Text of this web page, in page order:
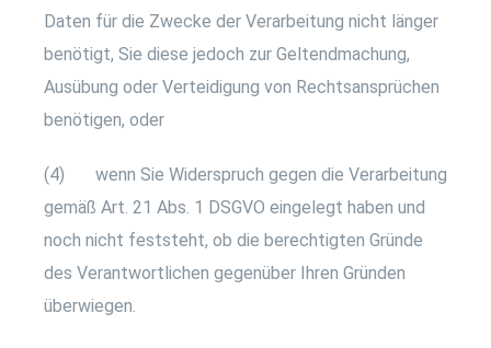
Daten für die Zwecke der Verarbeitung nicht länger
benötigt, Sie diese jedoch zur Geltendmachung,
Ausübung oder Verteidigung von Rechtsansprüchen
benötigen, oder
(4) wenn Sie Widerspruch gegen die Verarbeitung
gemäß Art. 21 Abs. 1 DSGVO eingelegt haben und
noch nicht feststeht, ob die berechtigten Gründe
des Verantwortlichen gegenüber Ihren Gründen
überwiegen.